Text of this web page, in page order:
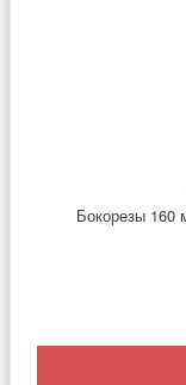
Бокорезы 160